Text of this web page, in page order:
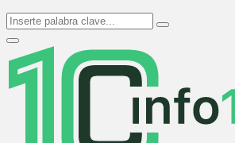
Search
for:
Search
Primary
Menu